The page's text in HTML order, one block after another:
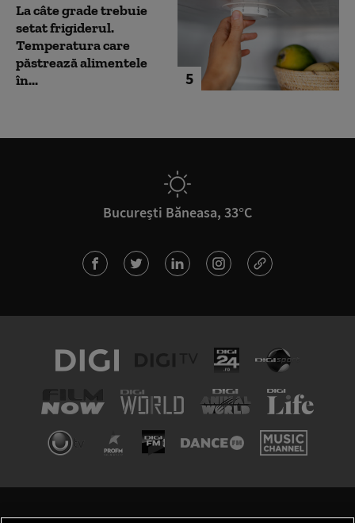
5
La câte grade trebuie
setat frigiderul.
Temperatura care
păstrează alimentele
în...
București Băneasa, 33°C